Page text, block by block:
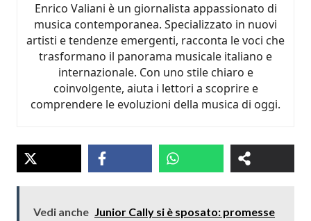
Enrico Valiani è un giornalista appassionato di
musica contemporanea. Specializzato in nuovi
artisti e tendenze emergenti, racconta le voci che
trasformano il panorama musicale italiano e
internazionale. Con uno stile chiaro e
coinvolgente, aiuta i lettori a scoprire e
comprendere le evoluzioni della musica di oggi.
Vedi anche Junior Cally si è sposato: promesse